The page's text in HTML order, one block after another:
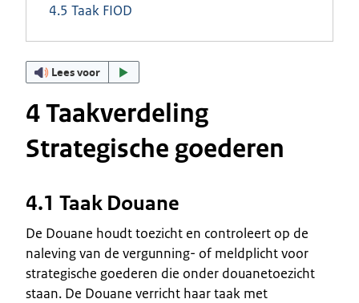
4.5 Taak FIOD
Lees voor
4 Taakverdeling
Strategische goederen
4.1 Taak Douane
De Douane houdt toezicht en controleert op de
naleving van de vergunning- of meldplicht voor
strategische goederen die onder douanetoezicht
staan. De Douane verricht haar taak met